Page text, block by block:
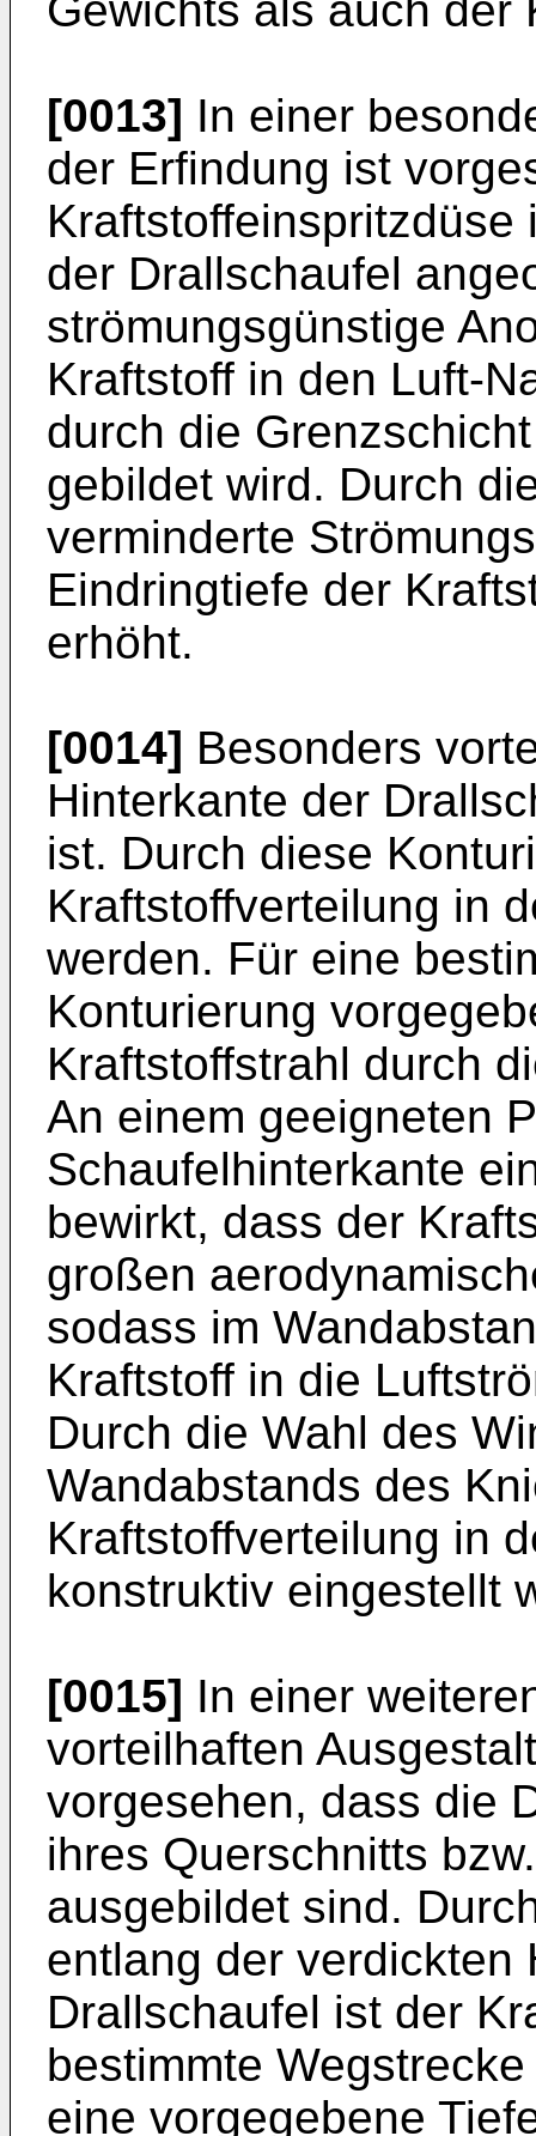
[0013] In einer
der Erfindung ist
der Drallschaufel
strömungsgünstige
Kraftstoff in den Luft-
durch die
gebildet wird. Durch
verminderte
Eindringtiefe der
erhöht.
[0014] Besonders
Hinterkante der
ist. Durch diese
Kraftstoffverteilung in
werden. Für eine
Konturierung
Kraftstoffstrahl durch
An einem geeigneten
Schaufelhinterkante
bewirkt, dass der
großen
sodass im
Kraftstoff in die
Durch die Wahl des
Wandabstands des
Kraftstoffverteilung in
konstruktiv eingestellt
[0015] In einer
vorteilhaften
vorgesehen, dass die
ihres Querschnitts
ausgebildet sind.
entlang der verdickten
Drallschaufel ist der
bestimmte
eine vorgegebene